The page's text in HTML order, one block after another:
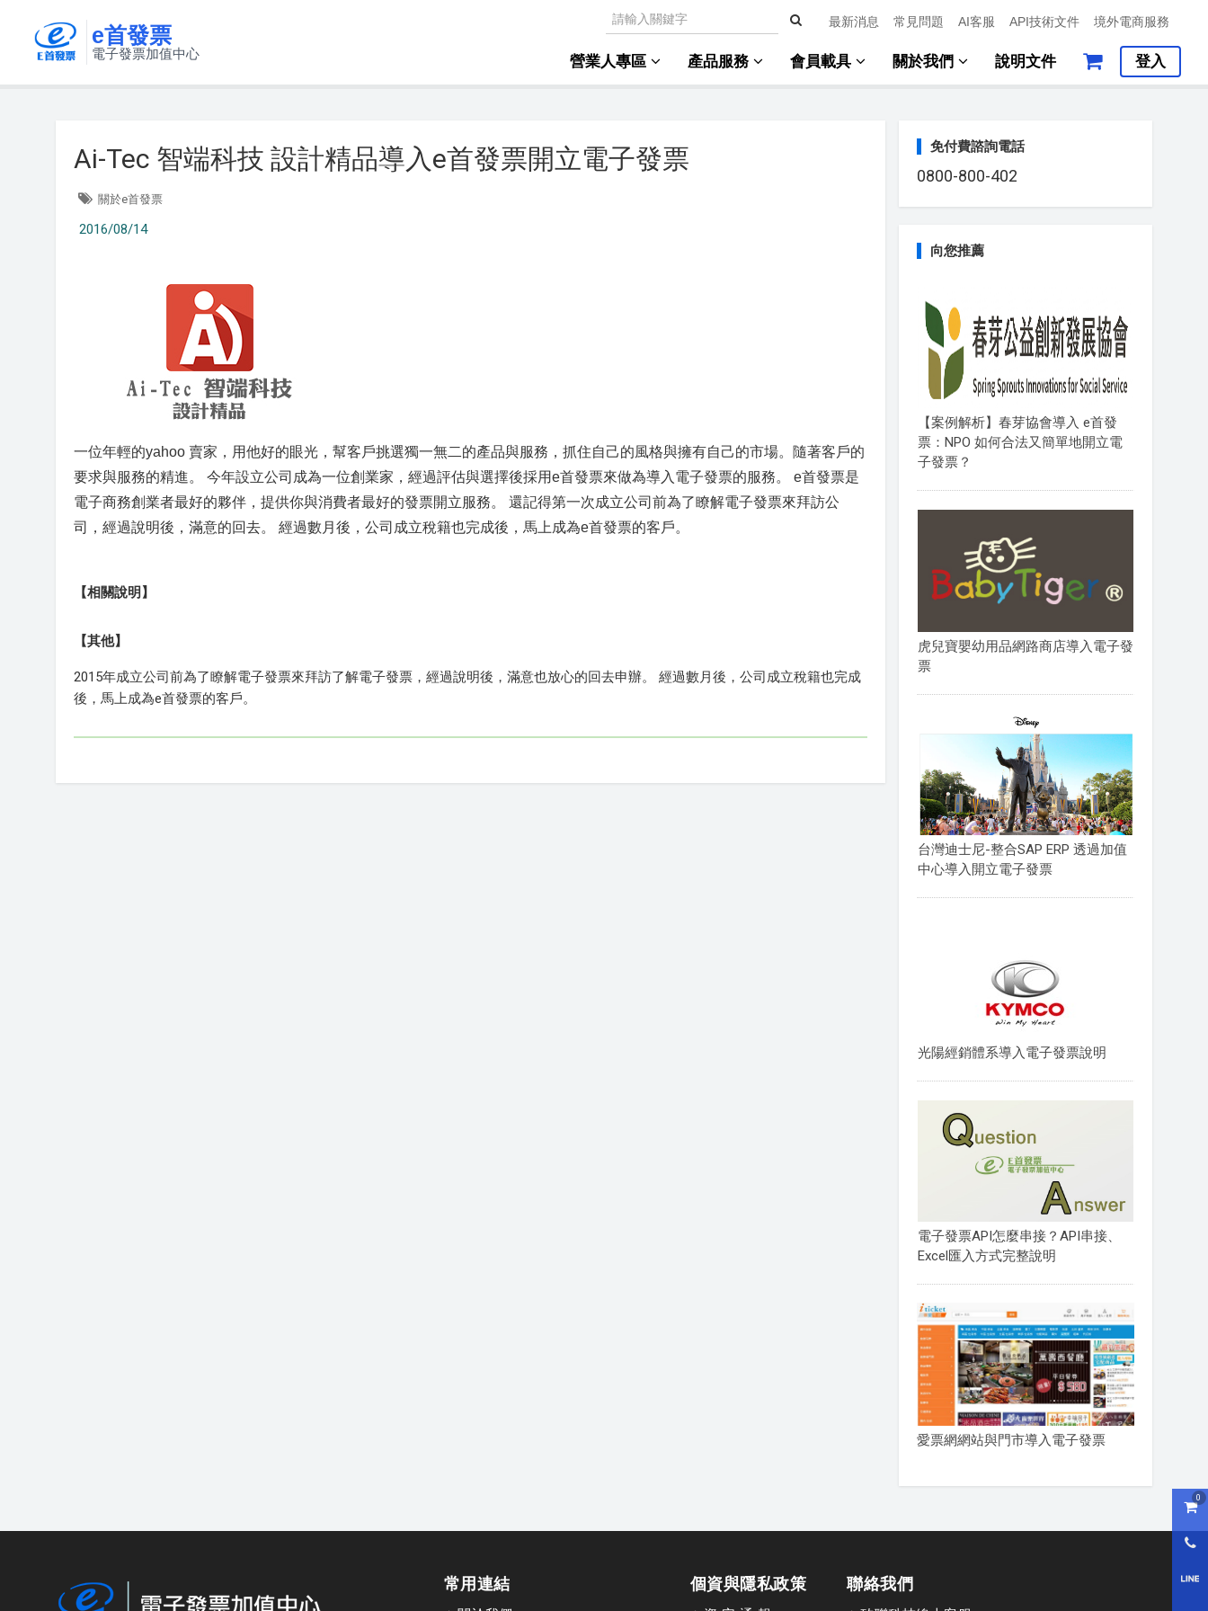
購
0
e首發票
電子發票加值中心
最新消息 常見問題 AI客服 API技術文件 境外電商服務
營業人專區 產品服務 會員載具 關於我們 說明文件 登入
Ai-Tec 智端科技 設計精品導入e首發票開立電子發票
關於e首發票
2016/08/14
一位年輕的yahoo 賣家，用他好的眼光，幫客戶挑選獨一無二的產品與服務，抓住自己的風格與擁有自己的市場。隨著客戶的
要求與服務的精進。 今年設立公司成為一位創業家，經過評估與選擇後採用e首發票來做為導入電子發票的服務。 e首發票是
電子商務創業者最好的夥伴，提供你與消費者最好的發票開立服務。 還記得第一次成立公司前為了瞭解電子發票來拜訪公
司，經過說明後，滿意的回去。 經過數月後，公司成立稅籍也完成後，馬上成為e首發票的客戶。
【相關說明】
【其他】
2015年成立公司前為了瞭解電子發票來拜訪了解電子發票，經過說明後，滿意也放心的回去申辦。 經過數月後，公司成立稅籍也完成
後，馬上成為e首發票的客戶。
免付費諮詢電話
0800-800-402
向您推薦
【案例解析】春芽協會導入 e首發
票：NPO 如何合法又簡單地開立電
子發票？
虎兒寶嬰幼用品網路商店導入電子發
票
台灣迪士尼-整合SAP ERP 透過加值
中心導入開立電子發票
光陽經銷體系導入電子發票說明
電子發票API怎麼串接？API串接、
Excel匯入方式完整說明
愛票網網站與門市導入電子發票
常用連結 個資與隱私政策 聯絡我們